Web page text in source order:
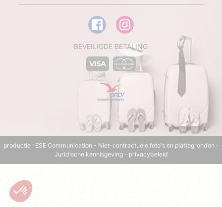
BEVEILIGDE BETALING
productie : ESE Communication - Niet-contractuele foto's en plattegronden -
Juridische kennisgeving- privacybeleid